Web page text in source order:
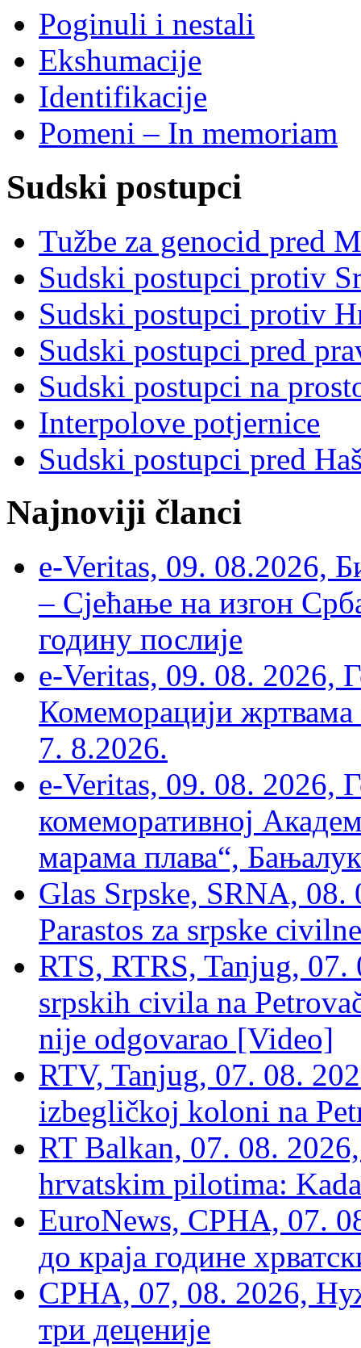
Poginuli i nestali
Ekshumacije
Identifikacije
Pomeni – In memoriam
Sudski postupci
Tužbe za genocid pred
Sudski postupci protiv
Sudski postupci protiv
Sudski postupci pred
Sudski postupci na
Interpolove potjernice
Sudski postupci pred
Najnoviji članci
e-Veritas, 09. 08.2026,
– Сјећање на изгон
годину послије
e-Veritas, 09. 08. 2026,
Комеморацији жртвама
7. 8.2026.
e-Veritas, 09. 08. 2026,
комеморативној
марама плава“,
Glas Srpske, SRNA,
Parastos za srpske
RTS, RTRS, Tanjug,
srpskih civila na
nije odgovarao [Video]
RTV, Tanjug, 07. 08.
izbegličkoj koloni na
RT Balkan, 07. 08.
hrvatskim pilotima:
EuroNews, СРНА, 07.
до краја године
СРНА, 07, 08. 2026,
три деценије